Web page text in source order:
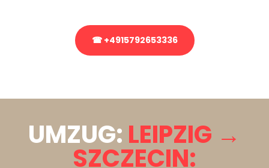
☎ +4915792653336
UMZUG: LEIPZIG →
SZCZECIN: